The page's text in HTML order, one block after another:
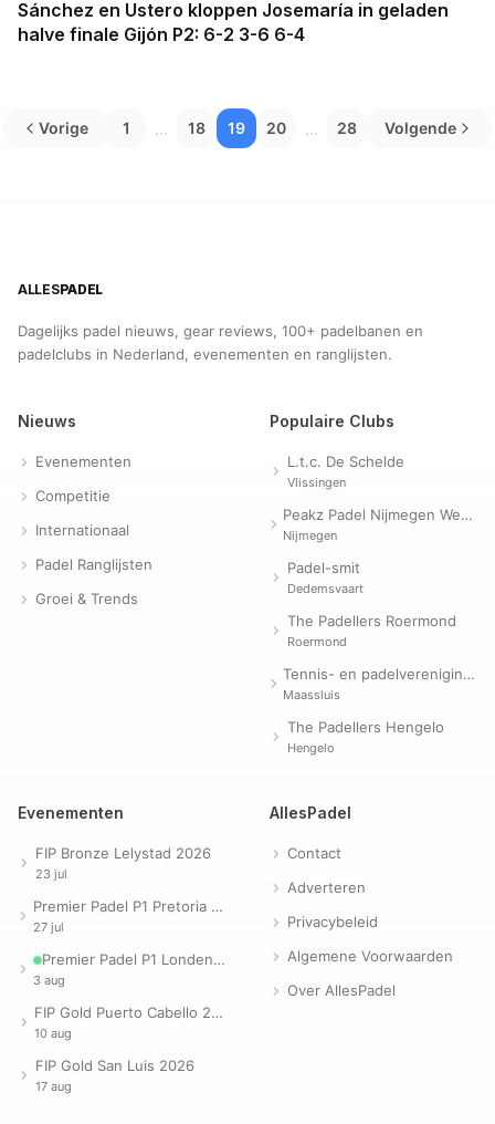
Sánchez en Ustero kloppen Josemaría in geladen
halve finale Gijón P2: 6-2 3-6 6-4
Vorige 1 ... 18 19 20 ... 28 Volgende
ALLESPADEL
Dagelijks padel nieuws, gear reviews, 100+ padelbanen en
padelclubs in Nederland, evenementen en ranglijsten.
Nieuws
Evenementen
Competitie
Internationaal
Padel Ranglijsten
Groei & Trends
Populaire Clubs
L.t.c. De Schelde
Vlissingen
Peakz Padel Nijmegen Westerpark | Padelclub
Nijmegen
Padel-smit
Dedemsvaart
The Padellers Roermond
Roermond
Tennis- en padelvereniging Evergreen
Maassluis
The Padellers Hengelo
Hengelo
Evenementen
FIP Bronze Lelystad 2026
23 jul
Premier Padel P1 Pretoria 2026
27 jul
Premier Padel P1 Londen 2026
3 aug
FIP Gold Puerto Cabello 2026
10 aug
FIP Gold San Luis 2026
17 aug
AllesPadel
Contact
Adverteren
Privacybeleid
Algemene Voorwaarden
Over AllesPadel